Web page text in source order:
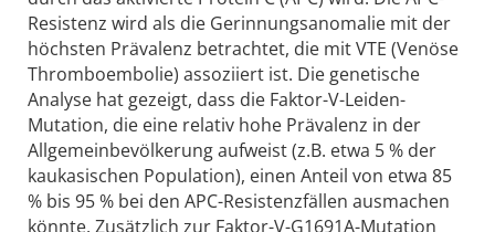
Resistenz wird als die Gerinnungsanomalie mit der
höchsten Prävalenz betrachtet, die mit VTE (Venöse
Thromboembolie) assoziiert ist. Die genetische
Analyse hat gezeigt, dass die Faktor-V-Leiden-
Mutation, die eine relativ hohe Prävalenz in der
Allgemeinbevölkerung aufweist (z.B. etwa 5 % der
kaukasischen Population), einen Anteil von etwa 85
% bis 95 % bei den APC-Resistenzfällen ausmachen
könnte. Zusätzlich zur Faktor-V-G1691A-Mutation